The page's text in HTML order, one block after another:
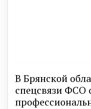
В Брянской
спецсвязи ФСО